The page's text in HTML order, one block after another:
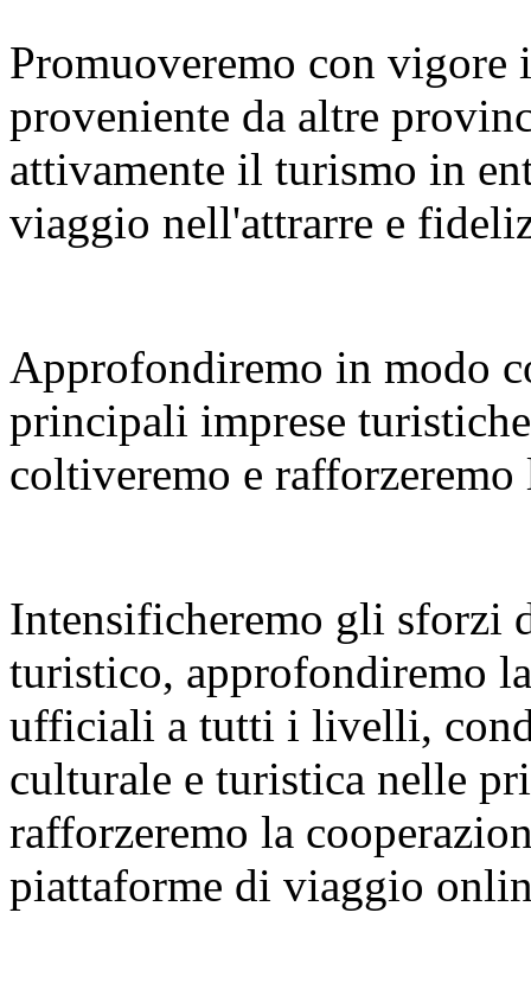
Promuoveremo con
proveniente da altre
attivamente il turismo in
viaggio nell'attrarre e
Approfondiremo in modo
principali imprese
coltiveremo e
Intensificheremo gli sforzi
turistico, approfondiremo
ufficiali a tutti i livelli,
culturale e turistica nelle
rafforzeremo la
piattaforme di viaggio